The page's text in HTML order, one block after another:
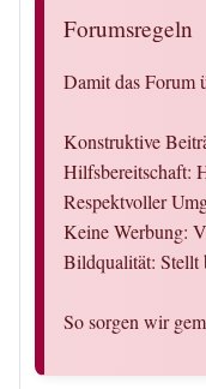
Forumsregeln
Damit das Forum
Konstruktive
Hilfsbereitschaft:
Respektvoller
Keine Werbung:
Bildqualität: Stellt
So sorgen wir